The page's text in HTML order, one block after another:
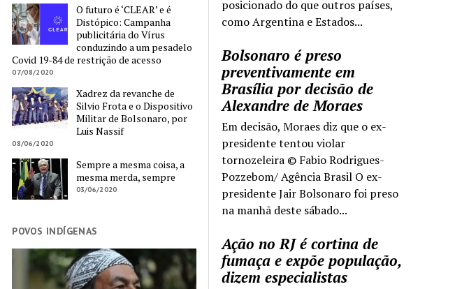
posicionado do que outros países,
como Argentina e Estados...
Bolsonaro é preso
preventivamente em
Brasília por decisão de
Alexandre de Moraes
Em decisão, Moraes diz que o ex-
presidente tentou violar
tornozeleira © Fabio Rodrigues-
Pozzebom/ Agência Brasil O ex-
presidente Jair Bolsonaro foi preso
na manhã deste sábado...
Ação no RJ é cortina de
fumaça e expõe população,
dizem especialistas
O futuro é ‘CLEAR’ e é
Distópico: Campanha
publicitária do Vírus
conduzindo a um pesadelo
Covid 19-84 de restrição de acesso
07/08/2020
Xadrez da revanche de
Silvio Frota e o Dispositivo
Militar de Bolsonaro, por
Luis Nassif
08/06/2020
Sempre a mesma coisa, a
mesma merda, sempre
03/06/2020
POVOS INDÍGENAS